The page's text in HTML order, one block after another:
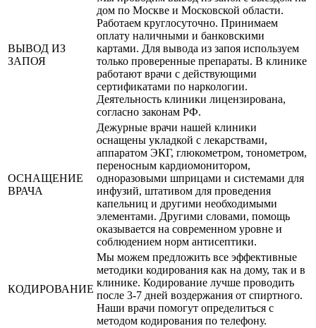
ВЫВОД ИЗ
ЗАПОЯ
дом по Москве и Московской области.
Работаем круглосуточно. Принимаем
оплату наличными и банковскими
картами. Для вывода из запоя используем
только проверенные препараты. В клинике
работают врачи с действующими
сертификатами по наркологии.
Деятельность клиники лицензирована,
согласно законам РФ.
ОСНАЩЕНИЕ
ВРАЧА
Дежурные врачи нашей клиники
оснащены укладкой с лекарствами,
аппаратом ЭКГ, глюкометром, тонометром,
переносным кардиомонитором,
одноразовыми шприцами и системами для
инфузий, штативом для проведения
капельниц и другими необходимыми
элементами. Другими словами, помощь
оказывается на современном уровне и
соблюдением норм антисептики.
КОДИРОВАНИЕ
Мы можем предложить все эффективные
методики кодирования как на дому, так и в
клинике. Кодирование лучше проводить
после 3-7 дней воздержания от спиртного.
Наши врачи помогут определиться с
методом кодирования по телефону.